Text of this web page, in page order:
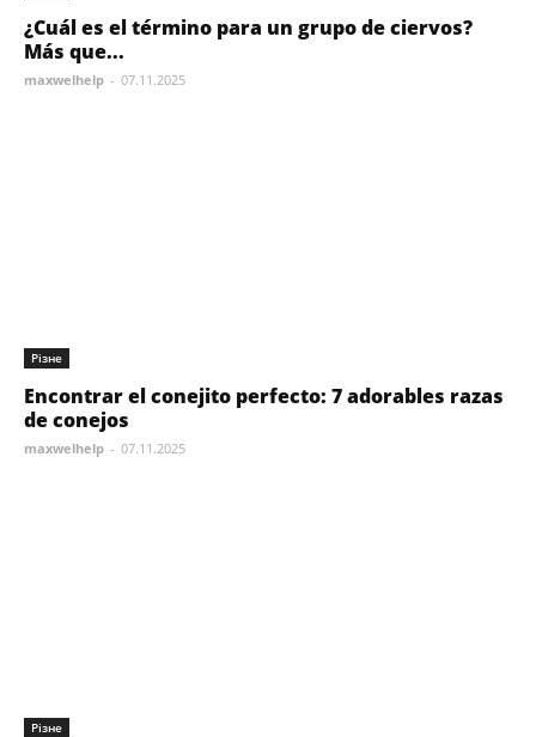
¿Cuál es el término para un grupo de ciervos?
Más que...
maxwelhelp - 07.11.2025
Різне
Encontrar el conejito perfecto: 7 adorables razas
de conejos
maxwelhelp - 07.11.2025
Різне